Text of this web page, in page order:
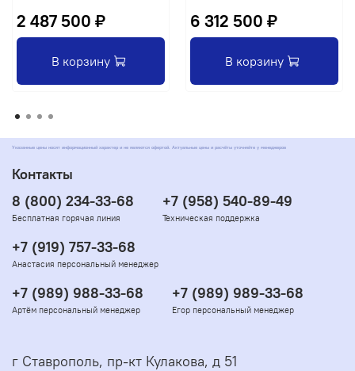
2 487 500 ₽
В корзину
6 312 500 ₽
В корзину
Указанные цены носят информационный характер и не являются офертой. Актуальные цены и расчёты уточняйте у менеджеров
Контакты
8 (800) 234-33-68
Бесплатная горячая линия
+7 (958) 540-89-49
Техническая поддержка
+7 (919) 757-33-68
Анастасия персональный менеджер
+7 (989) 988-33-68
Артём персональный менеджер
+7 (989) 989-33-68
Егор персональный менеджер
г Ставрополь, пр-кт Кулакова, д 51